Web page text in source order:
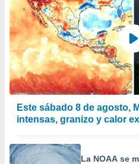
Este sábado 8 de agosto,
intensas, granizo y calor
La NOAA se